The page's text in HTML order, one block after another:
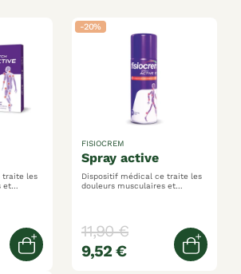
et
Ajouter au panier
-20%
spray active
FISIOCREM
Dispositif médical ce traite les
douleurs musculaires et
11,90 €
9,52 €